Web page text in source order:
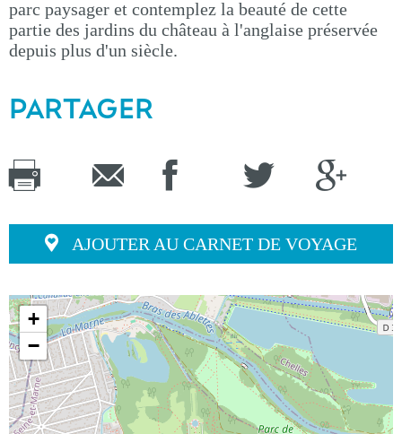
parc paysager et contemplez la beauté de cette
partie des jardins du château à l'anglaise préservée
depuis plus d'un siècle.
PARTAGER
AJOUTER AU CARNET DE VOYAGE
+
−